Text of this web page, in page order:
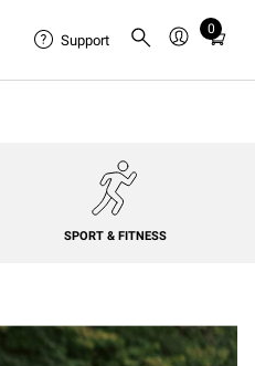
Support
0
Total
in
SPORT & FITNESS